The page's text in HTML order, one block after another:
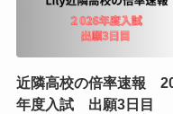
近隣高校の倍率速報
年度入試 出願3日目